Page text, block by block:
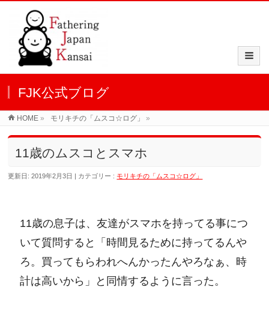
FJK公式ブログ
HOME » モリキチの「ムスコ☆ログ」 »
11歳のムスコとスマホ
更新日: 2019年2月3日 カテゴリー :モリキチの「ムスコ☆ログ」
11歳の息子は、友達がスマホを持ってる事につ
いて質問すると「時間見るために持ってるんや
ろ。買ってもらわれへんかったんやろなぁ、時
計は高いから」と同情するように言った。